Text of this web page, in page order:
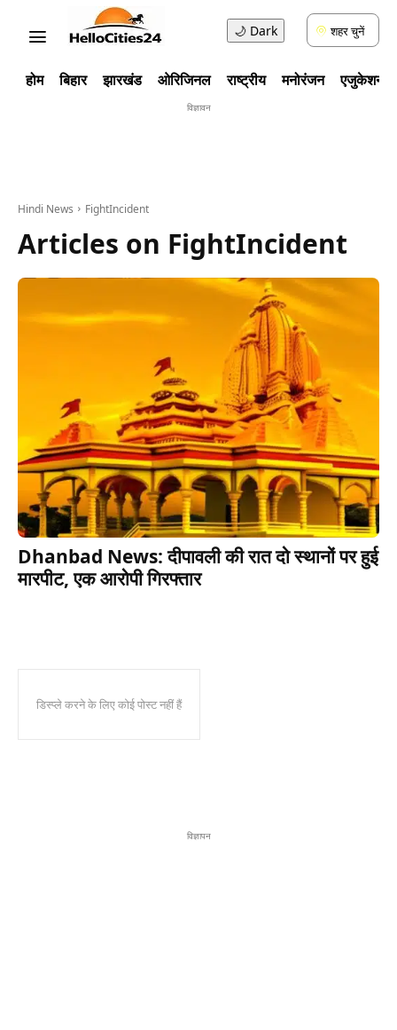
🌙 Dark शहर चुनें
होम बिहार झारखंड ओरिजिनल राष्ट्रीय मनोरंजन एजुकेशन
विज्ञावन
Hindi News FightIncident
Articles on FightIncident
Dhanbad News: दीपावली की रात दो स्थानों पर हुई
मारपीट, एक आरोपी गिरफ्तार
डिस्प्ले करने के लिए कोई पोस्ट नहीं हैं
विज्ञापन